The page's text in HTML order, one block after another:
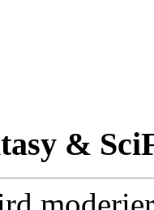
&